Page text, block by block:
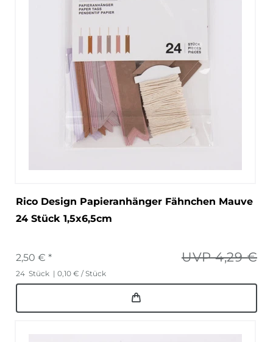
Rico Design Papieranhänger Fähnchen Mauve
24 Stück 1,5x6,5cm
UVP 4,29 €
2,50 € *
24 Stück | 0,10 € / Stück